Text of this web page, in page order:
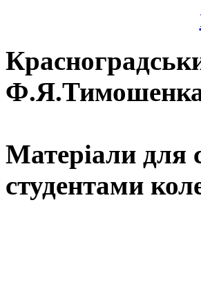
Матеріали для
студентами